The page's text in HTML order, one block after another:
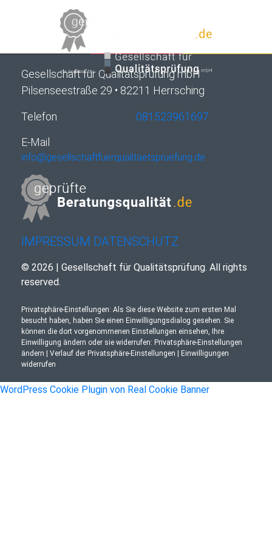
Gesellschaft für Qualitätsprüfung mbH
Pilsenseestraße 29 • 82211 Herrsching
Telefon
081523961697
E-Mail
info@gesellschaftfuerqualitaetspruefung.de
IMPRESSUM DATENSCHUTZ
© 2026 | Gesellschaft für Qualitätsprüfung. All rights
reserved.
Privatsphäre-Einstellungen: Als Sie diese Website zum ersten Mal
besucht haben, haben Sie einen Einwilligungsdialog gesehen. Sie
können die dort vorgenommenen Einstellungen einsehen, Ihre
Einwilligung ändern oder sie widerrufen: Privatsphäre-Einstellungen
ändern
Verlauf der Privatsphäre-Einstellungen
Einwilligungen
widerrufen
WordPress Cookie Plugin von Real Cookie Banner